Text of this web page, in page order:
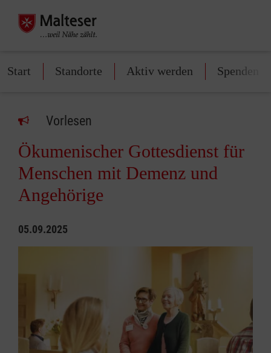
Start Standorte Aktiv werden Spenden
Vorlesen
Ökumenischer Gottesdienst für
Menschen mit Demenz und
Angehörige
05.09.2025